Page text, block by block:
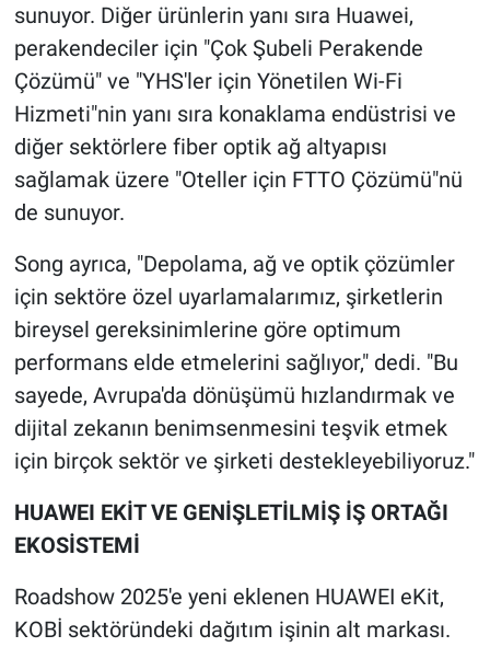
sunuyor. Diğer ürünlerin yanı sıra Huawei,
perakendeciler için "Çok Şubeli Perakende
Çözümü" ve "YHS'ler için Yönetilen Wi-Fi
Hizmeti"nin yanı sıra konaklama endüstrisi ve
diğer sektörlere fiber optik ağ altyapısı
sağlamak üzere "Oteller için FTTO Çözümü"nü
de sunuyor.
Song ayrıca, "Depolama, ağ ve optik çözümler
için sektöre özel uyarlamalarımız, şirketlerin
bireysel gereksinimlerine göre optimum
performans elde etmelerini sağlıyor," dedi. "Bu
sayede, Avrupa'da dönüşümü hızlandırmak ve
dijital zekanın benimsenmesini teşvik etmek
için birçok sektör ve şirketi destekleyebiliyoruz."
HUAWEI EKİT VE GENİŞLETİLMİŞ İŞ ORTAĞI
EKOSİSTEMİ
Roadshow 2025'e yeni eklenen HUAWEI eKit,
KOBİ sektöründeki dağıtım işinin alt markası.